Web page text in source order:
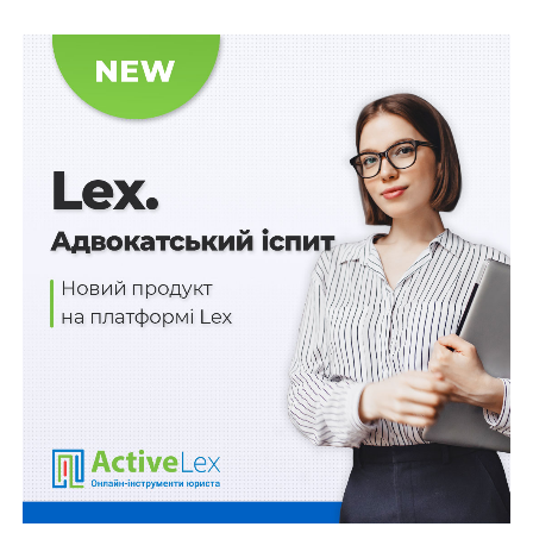
Наведена позиція досить суворо корелює з
глобальним висновком про те, що Україна застрягла
при здійсненні транзиту від авторитарного режиму до
демократичної держави, що цілком природно
позначилося на стані вітчизняної правової системи.
При цьому все ще не втрачено сподівання на те, що
перебуваючи на шляху пошуку найбільш ефективних
засобів розвитку суспільства та релевантного
відображення загальних соціальних процесів,
національна правова система гідно впорається з
поставленими завданнями.
Враховуючи спільність національної правової
системи з романо-германською, необхідно
встановити яким чином, методами та засобами
вітчизняна правова система реалізує або, навпаки,
відкидає характерні принципи материкової системи, в
чому відчувається повний збіг, а в чому – протиріччя